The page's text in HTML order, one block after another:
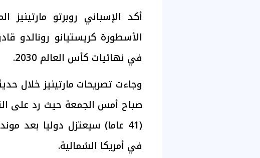
أكد الإسباني روبرتو مارتينيز
الأسطورة كريستيانو رونالدو
في نهائيات كأس العالم 2030.
وجاءت تصريحات مارتينيز خلال
صباح أمس الجمعة حيث رد على
في أمريكا الشمالية.